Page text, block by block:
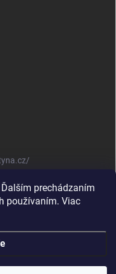
prechádzaním
používaním. Viac